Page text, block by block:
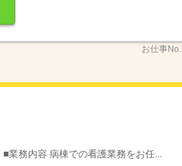
お仕事No.
業務内容 病棟での看護業務をお任...